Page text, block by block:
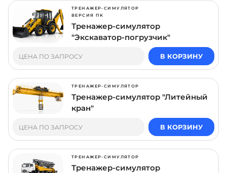
ТРЕНАЖЕР-СИМУЛЯТОР
ВЕРСИЯ ПК
Тренажер-симулятор
"Экскаватор-погрузчик"
ЦЕНА ПО ЗАПРОСУ В КОРЗИНУ
ТРЕНАЖЕР-СИМУЛЯТОР
Тренажер-симулятор "Литейный
кран"
ЦЕНА ПО ЗАПРОСУ В КОРЗИНУ
ТРЕНАЖЕР-СИМУЛЯТОР
Тренажер-симулятор